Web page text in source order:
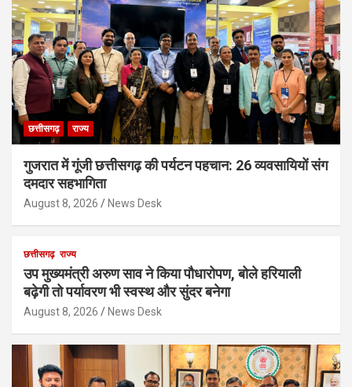
छत्तीसगढ़ राज्य
गुजरात में गूंजी छत्तीसगढ़ की पर्यटन पहचान: 26 व्यवसायियों संग
दमदार सहभागिता
August 8, 2026 News Desk
छत्तीसगढ़ राज्य
उप मुख्यमंत्री अरुण साव ने किया पौधारोपण, बोले हरियाली
बढ़ेगी तो पर्यावरण भी स्वस्थ और सुंदर बनेगा
August 8, 2026 News Desk